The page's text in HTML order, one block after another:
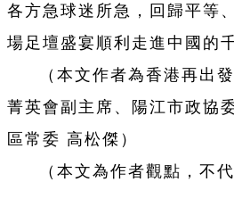
各方急球迷所急，回歸平等
場足壇盛宴順利走進中國的
（本文作者為香港再出
菁英會副主席、陽江市政協
區常委 高松傑）
（本文為作者觀點，不